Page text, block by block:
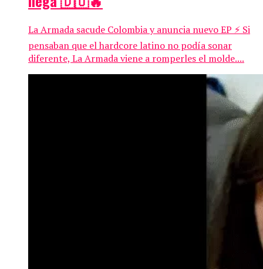
La Armada sacude Colombia y anuncia nuevo EP ⚡ Si
pensaban que el hardcore latino no podía sonar
diferente, La Armada viene a romperles el molde....